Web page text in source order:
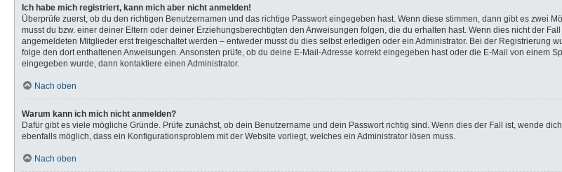
Ich habe mich registriert, kann mich aber nicht anmelden!
Überprüfe zuerst, ob du den richtigen Benutzernamen und das richtige Passwort eingegeben hast. Wenn diese stimmen, dann gibt es zwei
musst du bzw. einer deiner Eltern oder deiner Erziehungsberechtigten den Anweisungen folgen, die du erhalten hast. Wenn dies nicht der
angemeldeten Mitglieder erst freigeschaltet werden – entweder musst du dies selbst erledigen oder ein Administrator. Bei der Registrierung
folge den dort enthaltenen Anweisungen. Ansonsten prüfe, ob du deine E-Mail-Adresse korrekt eingegeben hast oder die E-Mail von einem
eingegeben wurde, dann kontaktiere einen Administrator.
Nach oben
Warum kann ich mich nicht anmelden?
Dafür gibt es viele mögliche Gründe. Prüfe zunächst, ob dein Benutzername und dein Passwort richtig sind. Wenn dies der Fall ist, wende
ebenfalls möglich, dass ein Konfigurationsproblem mit der Website vorliegt, welches ein Administrator lösen muss.
Nach oben